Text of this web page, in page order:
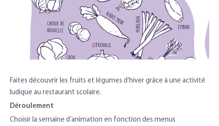
Faites découvrir les fruits et légumes d’hiver grâce à une activité
ludique au restaurant scolaire.
Déroulement
Choisir la semaine d’animation en fonction des menus